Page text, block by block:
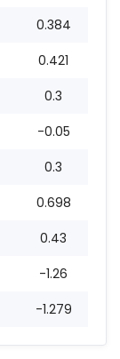
0.384
0.421
0.3
-0.05
0.3
0.698
0.43
-1.26
-1.279